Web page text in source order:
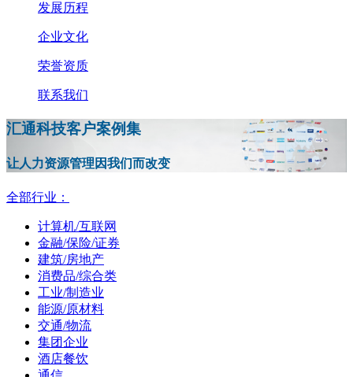
发展历程
企业文化
荣誉资质
联系我们
汇通科技客户案例集
让人力资源管理因我们而改变
全部行业：
计算机/互联网
金融/保险/证券
建筑/房地产
消费品/综合类
工业/制造业
能源/原材料
交通/物流
集团企业
酒店餐饮